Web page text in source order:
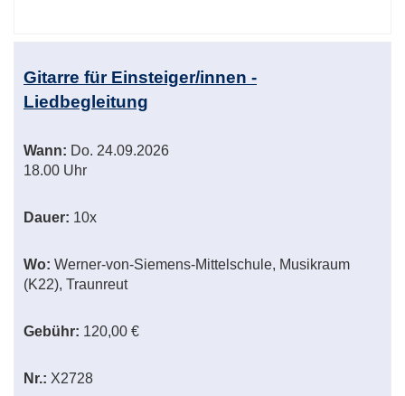
Gitarre für Einsteiger/innen -
Liedbegleitung
Wann: Do. 24.09.2026
18.00 Uhr
Dauer: 10x
Wo: Werner-von-Siemens-Mittelschule, Musikraum
(K22), Traunreut
Gebühr: 120,00 €
Nr.: X2728